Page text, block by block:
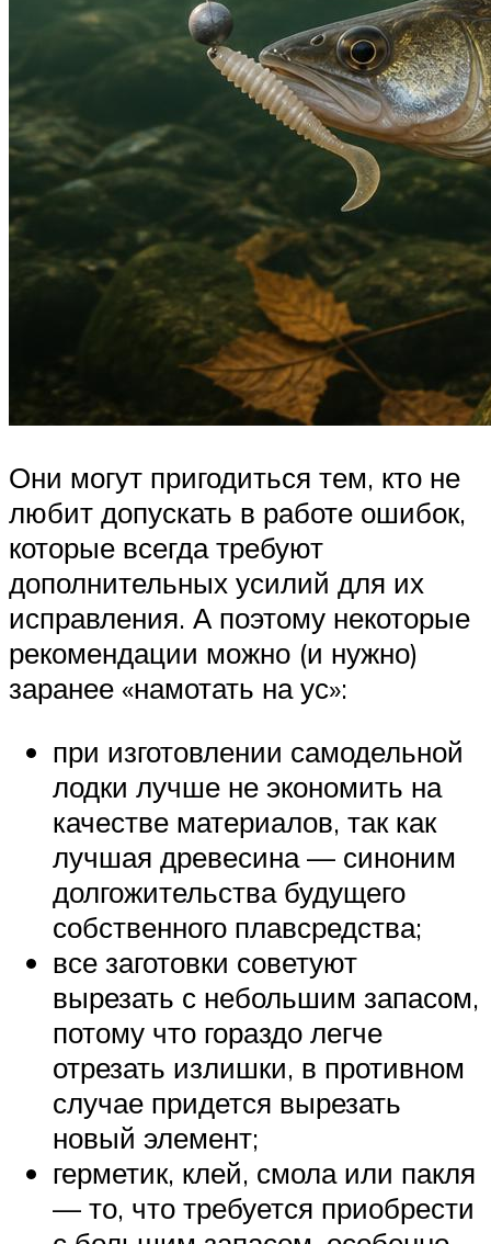
Они могут пригодиться тем, кто не
любит допускать в работе ошибок,
которые всегда требуют
дополнительных усилий для их
исправления. А поэтому некоторые
рекомендации можно (и нужно)
заранее «намотать на ус»:
при изготовлении самодельной
лодки лучше не экономить на
качестве материалов, так как
лучшая древесина — синоним
долгожительства будущего
собственного плавсредства;
все заготовки советуют
вырезать с небольшим запасом,
потому что гораздо легче
отрезать излишки, в противном
случае придется вырезать
новый элемент;
герметик, клей, смола или пакля
— то, что требуется приобрести